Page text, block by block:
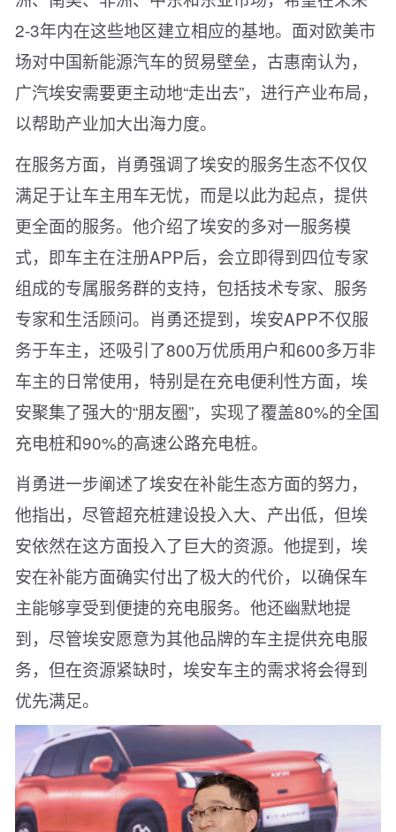
2-3年内在这些地区建立相应的基地。面对欧美市
场对中国新能源汽车的贸易壁垒，古惠南认为，
广汽埃安需要更主动地“走出去”，进行产业布局，
以帮助产业加大出海力度。
在服务方面，肖勇强调了埃安的服务生态不仅仅
满足于让车主用车无忧，而是以此为起点，提供
更全面的服务。他介绍了埃安的多对一服务模
式，即车主在注册APP后，会立即得到四位专家
组成的专属服务群的支持，包括技术专家、服务
专家和生活顾问。肖勇还提到，埃安APP不仅服
务于车主，还吸引了800万优质用户和600多万非
车主的日常使用，特别是在充电便利性方面，埃
安聚集了强大的“朋友圈”，实现了覆盖80%的全国
充电桩和90%的高速公路充电桩。
肖勇进一步阐述了埃安在补能生态方面的努力，
他指出，尽管超充桩建设投入大、产出低，但埃
安依然在这方面投入了巨大的资源。他提到，埃
安在补能方面确实付出了极大的代价，以确保车
主能够享受到便捷的充电服务。他还幽默地提
到，尽管埃安愿意为其他品牌的车主提供充电服
务，但在资源紧缺时，埃安车主的需求将会得到
优先满足。